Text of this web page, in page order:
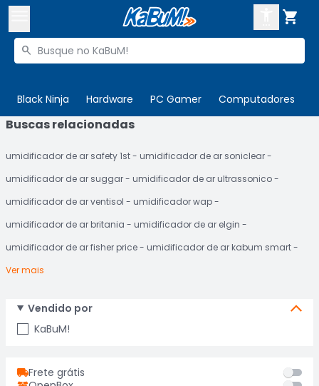

Buscar produtos

Black Ninja Hardware PC Gamer Computadores

 Departamentos
Cupons
Mais Vendidos
ENTRE
CADASTRE-SE
Buscas relacionadas
umidificador de ar safety 1st
umidificador de ar soniclear
umidificador de ar suggar
umidificador de ar ultrassonico
umidificador de ar ventisol
umidificador wap
umidificador de ar britania
umidificador de ar elgin
umidificador de ar fisher price
umidificador de ar kabum smart
Ver mais
Vendido por
KaBuM!
Frete grátis